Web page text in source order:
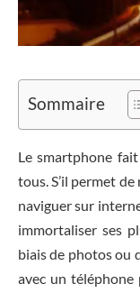
Sommaire
Le smartphone
tous. S’il permet
naviguer sur
immortaliser ses
biais de photos ou
avec un téléphone